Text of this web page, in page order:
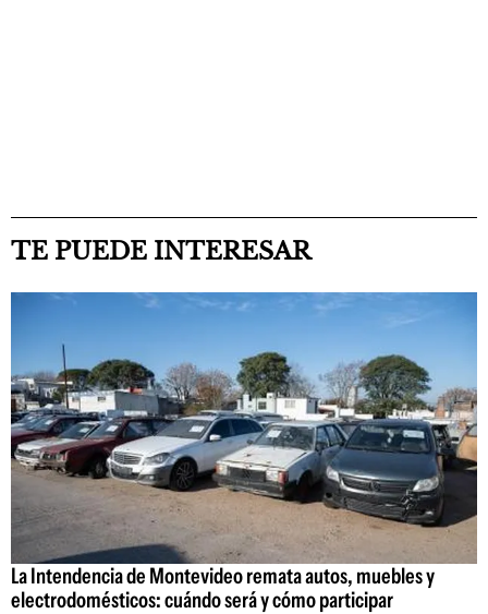
TE PUEDE INTERESAR
La Intendencia de Montevideo remata autos, muebles y
electrodomésticos: cuándo será y cómo participar